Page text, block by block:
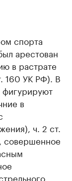
спорта
арестован
в растрате
160 УК РФ). В
фигурируют
в
ч. 2 ст.
совершенное